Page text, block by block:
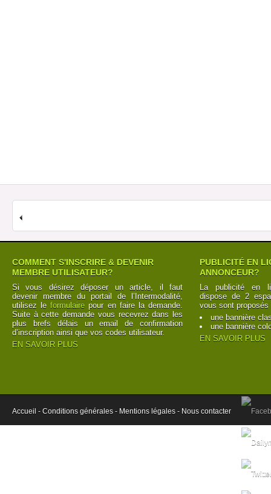
COMMENT S'INSCRIRE & DEVENIR
MEMBRE UTILISATEUR?
Si vous désirez déposer un article, il faut
devenir membre du portail de l’Intermodalité,
utilisez leformulaire pour en faire la demande.
Suite à cette demande vous recevrez dans les
plus brefs délais un email de confirmation
d’inscription ainsi que vos codes utilisateur.
EN SAVOIR PLUS
PUBLICITÉ EN
ANNONCEUR?
La publicité en
dispose de 2
vous sont proposés
une bannière
une bannière
EN SAVOIR PLUS
Accueil - Conditions générales - Mentions légales - Nous contacter